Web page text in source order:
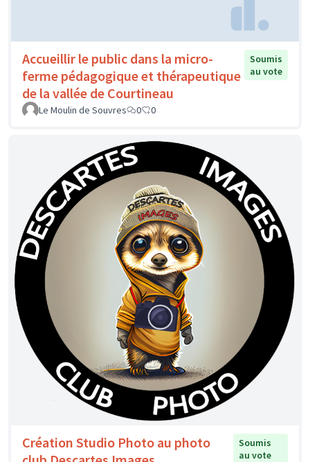
Accueillir le public dans la micro-
ferme pédagogique et thérapeutique
de la vallée de Courtineau
Soumis
au vote
Le Moulin de Souvres 0 0
Création Studio Photo au photo
Soumis
au vote